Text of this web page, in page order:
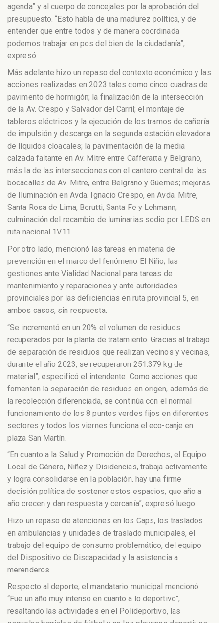
agenda” y al cuerpo de concejales por la aprobación del
presupuesto. “Esto habla de una madurez política, y de
entender que entre todos y de manera coordinada
podemos trabajar en pos del bien de la ciudadanía”,
expresó.
Más adelante hizo un repaso del contexto económico y las
acciones realizadas en 2023 tales como cinco cuadras de
pavimento de hormigón; la finalización de la intersección
de la Av. Crespo y Salvador del Carril; el montaje de
tableros eléctricos y la ejecución de los tramos de cañería
de impulsión y descarga en la segunda estación elevadora
de líquidos cloacales; la pavimentación de la media
calzada faltante en Av. Mitre entre Cafferatta y Belgrano,
más la de las intersecciones con el cantero central de las
bocacalles de Av. Mitre, entre Belgrano y Güemes; mejoras
de Iluminación en Avda. Ignacio Crespo, en Avda. Mitre,
Santa Rosa de Lima, Berutti, Santa Fe y Lehmann;
culminación del recambio de luminarias sodio por LEDS en
ruta nacional 1V11.
Por otro lado, mencionó las tareas en materia de
prevención en el marco del fenómeno El Niño; las
gestiones ante Vialidad Nacional para tareas de
mantenimiento y reparaciones y ante autoridades
provinciales por las deficiencias en ruta provincial 5, en
ambos casos, sin respuesta.
“Se incrementó en un 20% el volumen de residuos
recuperados por la planta de tratamiento. Gracias al trabajo
de separación de residuos que realizan vecinos y vecinas,
durante el año 2023, se recuperaron 251.379 kg de
material”, especificó el intendente. Como acciones que
fomenten la separación de residuos en origen, además de
la recolección diferenciada, se continúa con el normal
funcionamiento de los 8 puntos verdes fijos en diferentes
sectores y todos los viernes funciona el eco-canje en
plaza San Martín.
“En cuanto a la Salud y Promoción de Derechos, el Equipo
Local de Género, Niñez y Disidencias, trabaja activamente
y logra consolidarse en la población. hay una firme
decisión política de sostener estos espacios, que año a
año crecen y dan respuesta y cercanía”, expresó luego.
Hizo un repaso de atenciones en los Caps, los traslados
en ambulancias y unidades de traslado municipales, el
trabajo del equipo de consumo problemático, del equipo
del Dispositivo de Discapacidad y la asistencia a
merenderos.
Respecto al deporte, el mandatario municipal mencionó:
“Fue un año muy intenso en cuanto a lo deportivo”,
resaltando las actividades en el Polideportivo, las